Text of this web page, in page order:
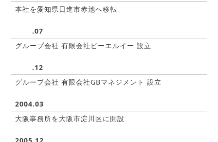
本社を愛知県日進市赤池へ移転
.07
グループ会社 有限会社ビーエルイー 設立
.12
グループ会社 有限会社GBマネジメント 設立
2004.03
大阪事務所を大阪市淀川区に開設